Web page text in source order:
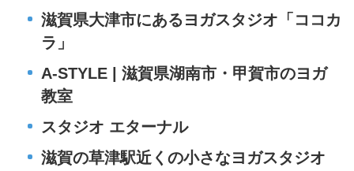
滋賀県大津市にあるヨガスタジオ「ココカ
ラ」
A-STYLE | 滋賀県湖南市・甲賀市のヨガ
教室
スタジオ エターナル
滋賀の草津駅近くの小さなヨガスタジオ